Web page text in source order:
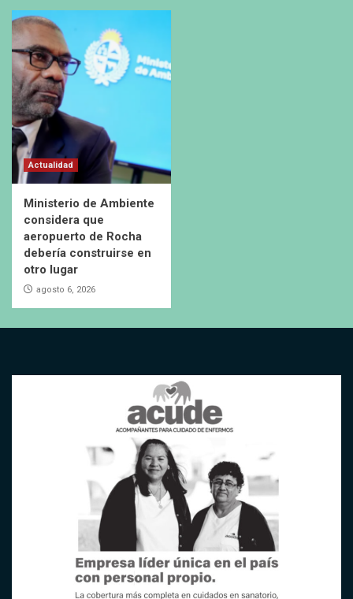
Actualidad
Ministerio de Ambiente
considera que
aeropuerto de Rocha
debería construirse en
otro lugar
agosto 6, 2026